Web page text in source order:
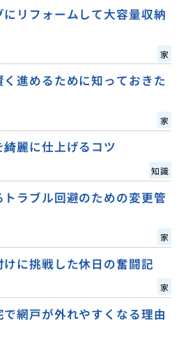
リフォームして大容量収納
家
進めるために知っておきた
家
麗に仕上げるコツ
知識
ラブル回避のための変更管
家
に挑戦した休日の奮闘記
家
網戸が外れやすくなる理由